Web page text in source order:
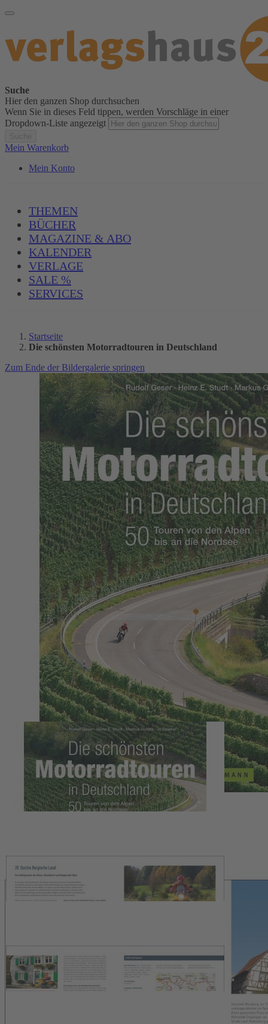
Suche
Hier den ganzen Shop durchsuchen
Wenn Sie in dieses Feld tippen, werden Vorschläge in einer
Dropdown-Liste angezeigt
Mein Warenkorb
Mein Konto
THEMEN
BÜCHER
MAGAZINE & ABO
KALENDER
VERLAGE
SALE %
SERVICES
Startseite
Die schönsten Motorradtouren in Deutschland
Zum Ende der Bildergalerie springen
Zum Anfang der Bildergalerie springen
Die schönsten Motorradtouren in
Deutschland
Rudolf Geser, Heinz E. Studt, Markus Golletz, Jo
Deleker
1
Zum Warenkorb hinzufügen
oder im Handel kaufen
Zur Wunschliste hinzufügen
224 Seiten, ca. 230 Abbildungen, Format 22,5 x 27,1 cm,
Hardcover
Beschreibung
Der Klassiker generalüberholt und mit 10 neuen Touren erweitert:
dieser Band 50 ausgesucht schöne Touren in allen Regionen